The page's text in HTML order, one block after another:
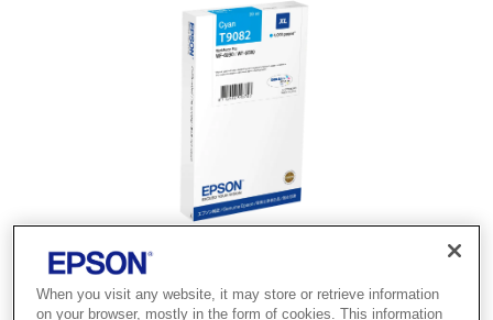
When you visit any website, it may store or retrieve information
on your browser, mostly in the form of cookies. This information